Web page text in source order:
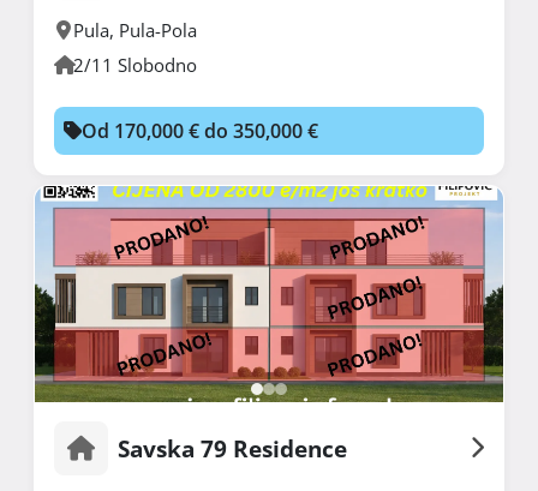
Pula, Pula-Pola
2/11 Slobodno
Od 170,000 € do 350,000 €
Savska 79 Residence